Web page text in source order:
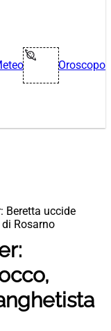
Oroscopo
Beretta uccide
di Rosarno